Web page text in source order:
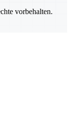
vorbehalten.